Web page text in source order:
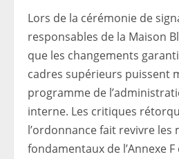
Lors de la cérémonie de
responsables de la Maison
que les changements
cadres supérieurs puissent
programme de
interne. Les critiques
l’ordonnance fait revivre les
fondamentaux de l’Annexe